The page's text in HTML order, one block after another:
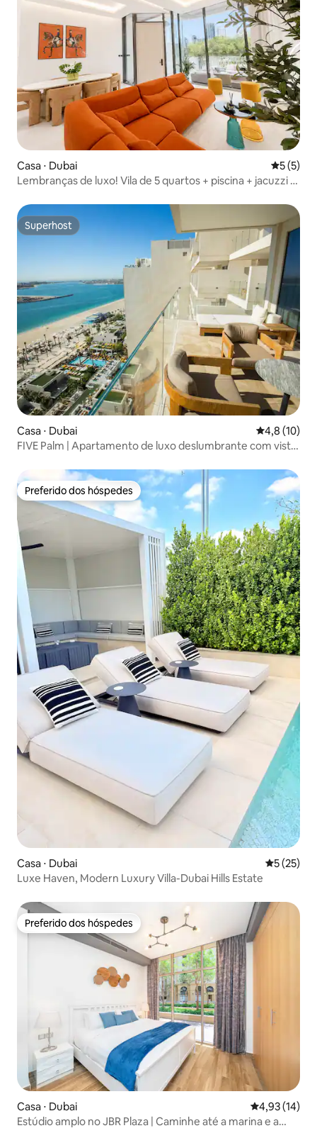
Casa ⋅ Dubai 5 de
5 (5)
Lembranças de luxo! Vila de 5 quartos + piscina + jacuzzi +
Superhost
Superhost
Casa ⋅ Dubai 4,8 de uma
4,8 (10)
FIVE Palm | Apartamento de luxo deslumbrante com vista
Preferido dos hóspedes
Preferido dos hóspedes
Casa ⋅ Dubai 5 de uma
5 (25)
Luxe Haven, Modern Luxury Villa-Dubai Hills Estate
Preferido dos hóspedes
Preferido dos hóspedes
Casa ⋅ Dubai 4,93 de uma
4,93 (14)
Estúdio amplo no JBR Plaza | Caminhe até a marina e a